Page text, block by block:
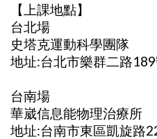
【上課地點】
台北場
史塔克運動科學團隊
地址:台北市樂群二路
台南場
華崴信息能物理治療所
地址:台南市東區凱旋路